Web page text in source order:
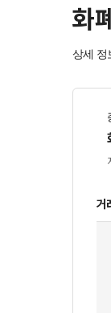
화
상세 정
거